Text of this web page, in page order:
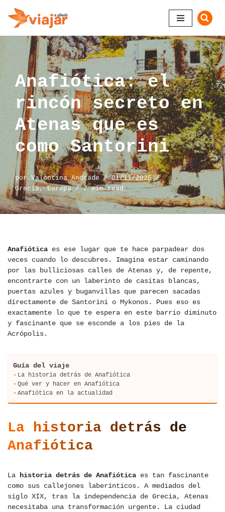
Saltar
al
contenido
Anafiótica: el
rincón secreto en
Atenas que es
como Santorini
por Valentina Andrade
01/11/2025
Grecia,Europa 7 min read
Anafiótica es ese lugar que te hace parpadear dos
veces cuando lo descubres. Imagina estar caminando
por las bulliciosas calles de Atenas y, de repente,
encontrarte con un laberinto de casitas blancas,
puertas azules y buganvillas que parecen sacadas
directamente de Santorini o Mykonos. Pues eso es
exactamente lo que te espera en este barrio diminuto
y fascinante que se esconde a los pies de la
Acrópolis.
Guía del viaje
La historia detrás de Anafiótica
Qué ver y hacer en Anafiótica
Anafiótica en la actualidad
La historia detrás de
Anafiótica
La historia detrás de Anafiótica es tan fascinante
como sus callejones laberínticos. A mediados del
siglo XIX, tras la independencia de Grecia, Atenas
necesitaba una transformación urgente. La ciudad